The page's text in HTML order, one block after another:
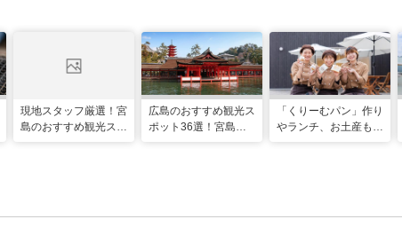
現地スタッフ厳選！宮
島のおすすめ観光スポ
広島のおすすめ観光ス
ポット36選！宮島・
「くりーむパン」作り
やランチ、お土産も！